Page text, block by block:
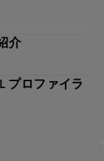
介
プロファイラ